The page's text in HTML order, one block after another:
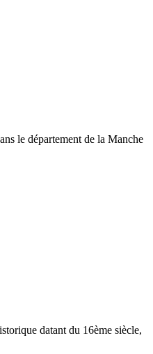
le département de la Manche
datant du 16ème siècle,